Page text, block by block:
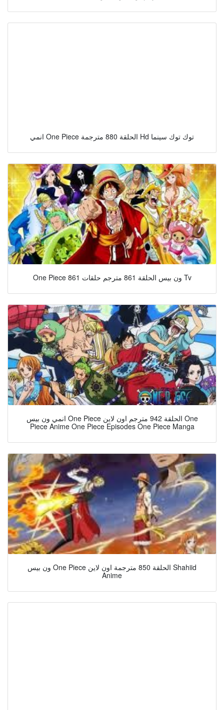
انمي One Piece الحلقة 880 مترجمة Hd توك توك سينما
One Piece 861 ون بيس الحلقة 861 مترجم حلقات Tv
انمي ون بيس One Piece الحلقة 942 مترجم اون لاين One
Piece Anime One Piece Episodes One Piece Manga
ون بيس One Piece الحلقة 850 مترجمة اون لاين Shahiid
Anime